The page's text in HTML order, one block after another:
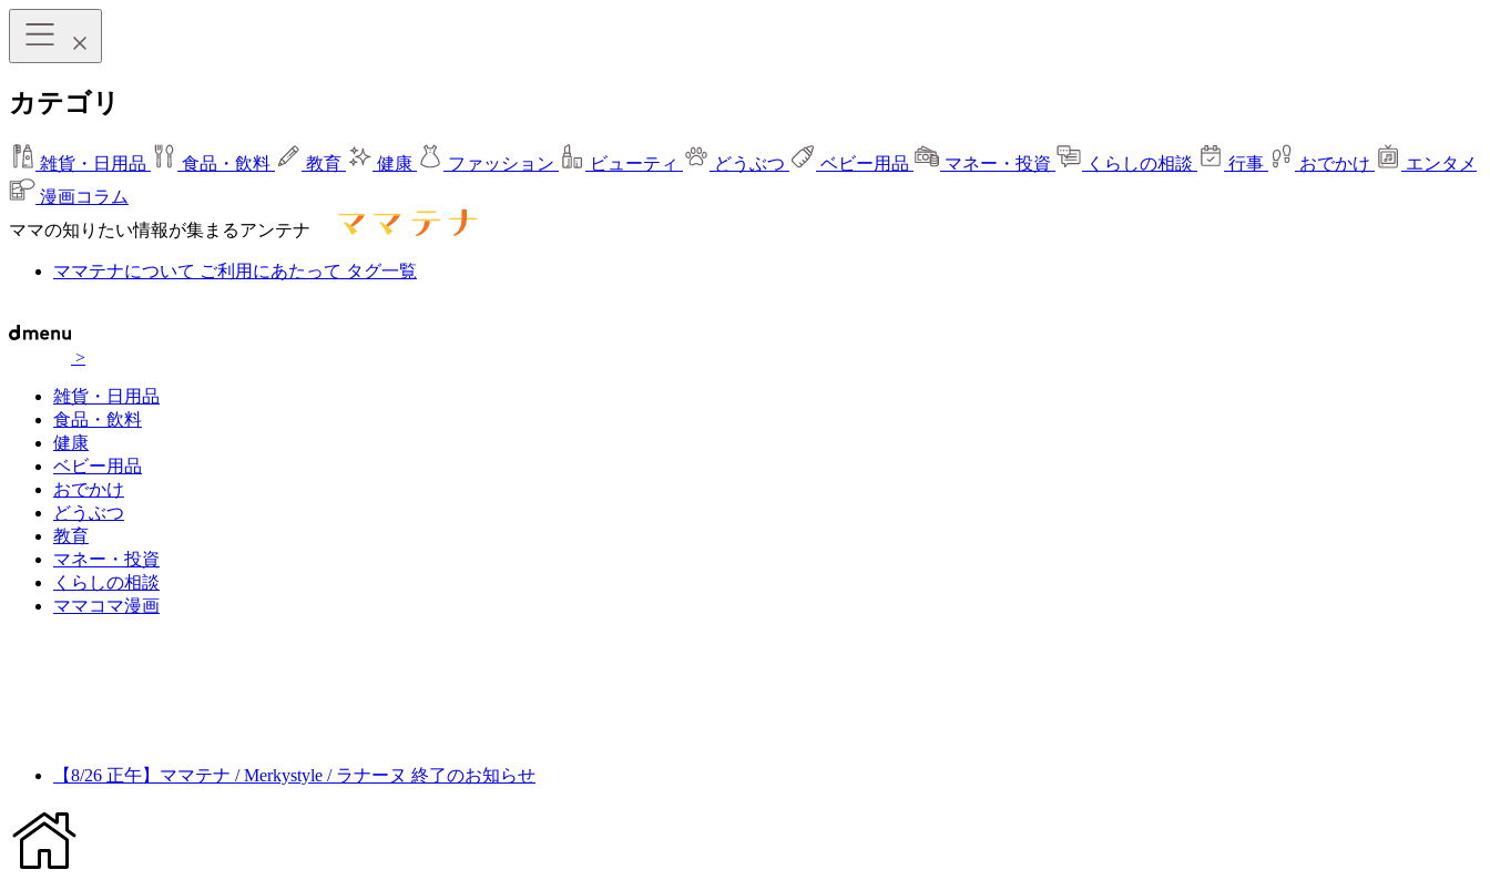
カテゴリ
雑貨・日用品 食品・飲料 教育 健康 ファッション ビューティ どうぶつ ベビー用品 マネー・投資 くらしの相談 行事 おでかけ
エンタメ
漫画コラム
ママの知りたい情報が集まるアンテナ
ママテナについて ご利用にあたって タグ一覧
>
雑貨・日用品
食品・飲料
健康
ベビー用品
おでかけ
どうぶつ
教育
マネー・投資
くらしの相談
ママコマ漫画
【8/26 正午】ママテナ / Merkystyle / ラナーヌ 終了のお知らせ